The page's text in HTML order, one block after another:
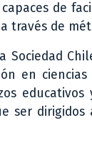
capaces de
través de
en
ser